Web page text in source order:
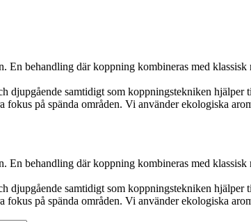
behandling där koppning kombineras med
djupgående samtidigt som koppningstekniken
fokus på spända områden. Vi använder ekologiska
behandling där koppning kombineras med
djupgående samtidigt som koppningstekniken
fokus på spända områden. Vi använder ekologiska